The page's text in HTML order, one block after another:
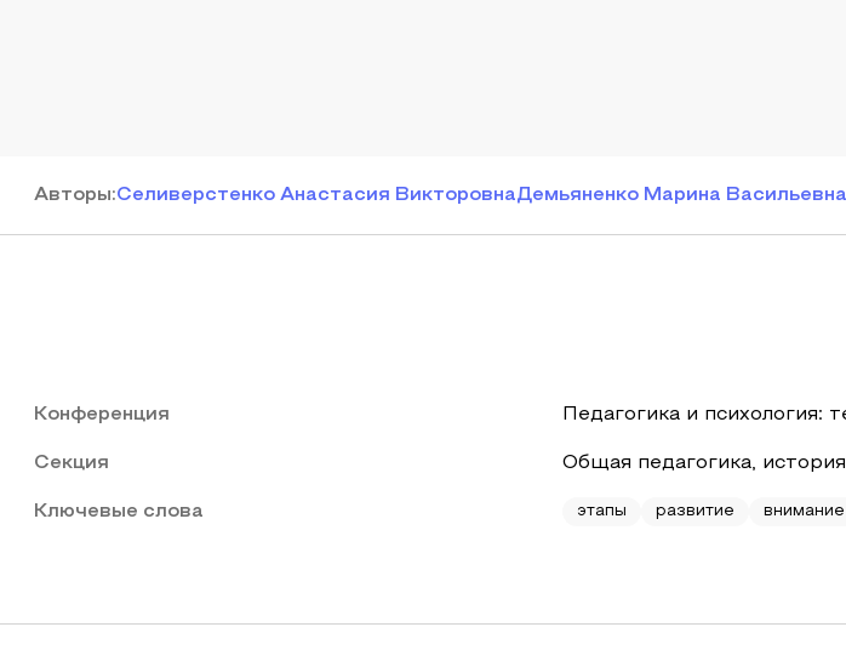
Авторы:Селиверстенко Анастасия ВикторовнаДемьяненко Марина Васильевна
Конференция Педагогика и психология:
Секция Общая педагогика,
Ключевые слова этапы развитие внимание